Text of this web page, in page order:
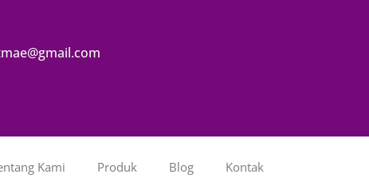
Kami Produk Blog Kontak